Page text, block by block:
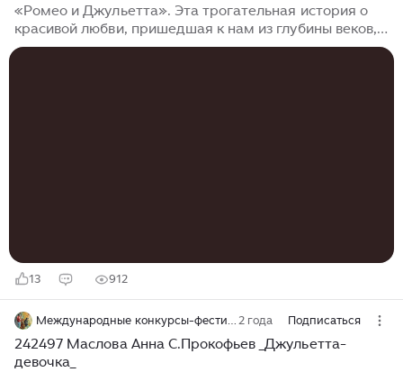
«Ромео и Джульетта». Эта трогательная история о
красивой любви, пришедшая к нам из глубины веков,
и в нынешние времена заставляет неподдельно
13 912
Международные конкурсы-фестивали от БФ "Ингениум" 2 года Подписаться
242497 Маслова Анна С.Прокофьев _Джульетта-
девочка_